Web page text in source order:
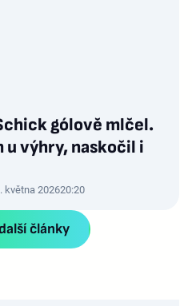
gólově mlčel.
u výhry, naskočil i
května 202620:20
články